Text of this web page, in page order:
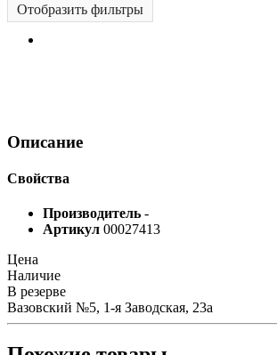
Отобразить фильтры
Описание
Свойства
Производитель -
Артикул 00027413
Цена
Наличие
В резерве
Вазовский №5, 1-я Заводская, 23а